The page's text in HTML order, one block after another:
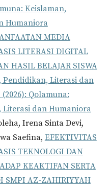
Keislaman,
Humaniora
MEDIA
LITERASI DIGITAL
HASIL BELAJAR SISWA
Pendidikan, Literasi dan
Qolamuna:
dan Humaniora
Irena Sinta Devi,
Saefina, EFEKTIVITAS
TEKNOLOGI DAN
KEAKTIFAN SERTA
SMPI AZ-ZAHIRIYYAH